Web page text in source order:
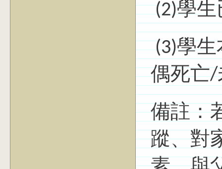
(2)學生
(3)學生
偶死亡/
備註：
蹤、對